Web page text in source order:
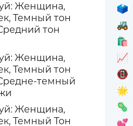
Женщина,
Темный тон
тон
Женщина,
Темный тон
темный
Женщина,
Темный Тон
🗳️
🚜
🛍️
📈
📵
🌟
🦠
💕